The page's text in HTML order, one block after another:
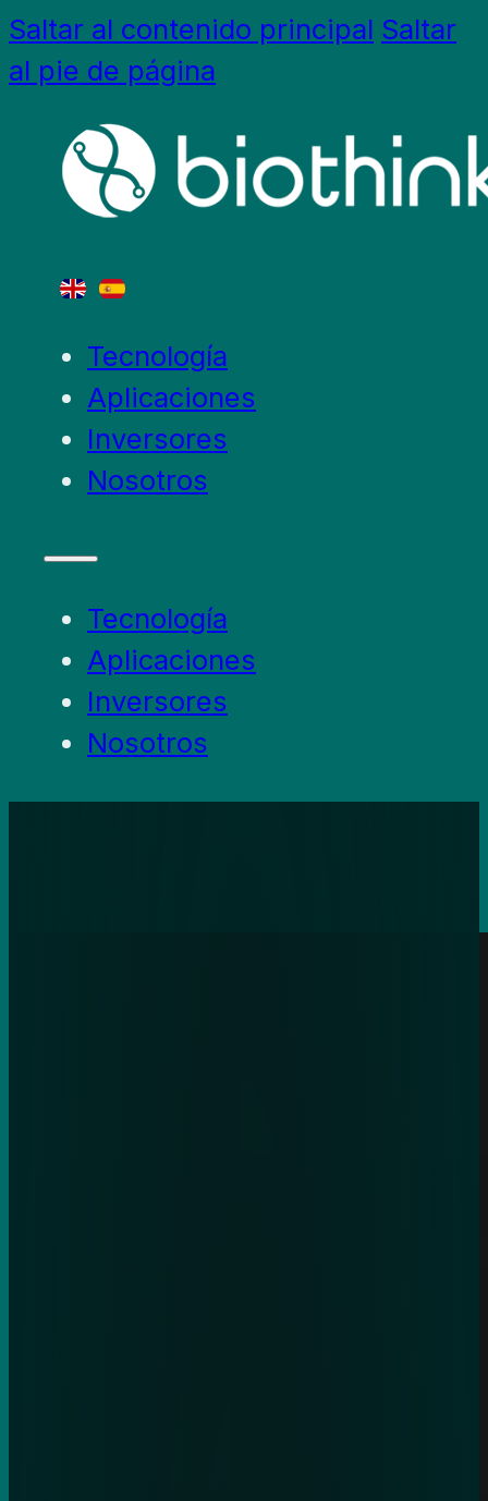
Saltar al contenido principal Saltar
al pie de página
Tecnología
Aplicaciones
Inversores
Nosotros
Tecnología
Aplicaciones
Inversores
Nosotros